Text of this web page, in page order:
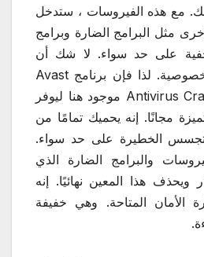
مع هذه الفيروسات ، ستدخل
مثل البرامج الضارة وبرامج
على حد سواء. لا شك أن
الجميع يريد الأمن والخصوصية. لذا فإن برنامج Avast
Antivirus Crack Free Download موجود هنا ليوفر
مجانًا. إنه يحميك تمامًا من
الخطيرة على حد سواء.
والبرامج الضارة الذي
ويحذف هذا المعين نهائيًا. إنه
الأمان المتاحة. وهي خفيفة